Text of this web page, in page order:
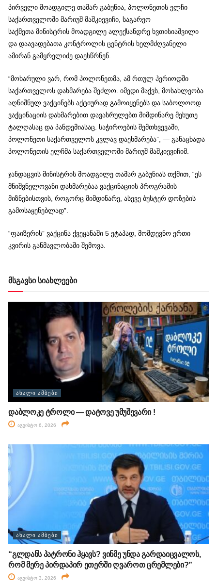
პირველი მოადგილე თამარ გაბუნია, პოლონეთის ელჩი
საქართველოში მარიუშ მაშკიევიჩი, საგარეო
საქმეთა მინისტრის მოადგილე ალექსანდრე ხვთისიაშვილი
და დაავადებათა კონტროლის ცენტრის ხელმძღვანელი
ამირან გამყრელიძე დაესწრნენ.
“მოხარული ვარ, რომ პოლონეთმა, ამ რთულ პერიოდში
საქართველოს დახმარება შეძლო. იმედი მაქვს, მოსახლეობა
აღნიშნულ ვაქცინებს აქტიურად გამოიყენებს და საბოლოოდ
ვაქცინაციის დახმარებით დავასრულებთ მიმდინარე მეხუთე
ტალღასაც და პანდემიასაც. საჭიროების შემთხვევაში,
პოლონეთი საქართველოს კვლავ დაეხმარება”, — განაცხადა
პოლონეთის ელჩმა საქართველოში მარიუშ მაშკიევიჩიმ.
ჯანდაცვის მინისტრის მოადგილე თამარ გაბუნიას თქმით, “ეს
მნიშვნელოვანი დახმარებაა ვაქცინაციის პროგრამის
მიზნებისთვის, როგორც მიმდინარე, ასევე ბუსტერ დოზების
გამოსაყენებლად”.
“ფაიზერის” ვაქცინა ქვეყანაში 5 ეტაპად, მომდევნო ერთი
კვირის განმავლობაში შემოვა.
მსგავსი სიახლეები
ᲐᲮᲐᲚᲘ ᲐᲛᲑᲔᲑᲘ
დაბლოკე ტროლი — დატოვე უმუშევარი !
აგვისტო 6, 2026
ᲐᲮᲐᲚᲘ ᲐᲛᲑᲔᲑᲘ
“გლდანს პატრონი ჰყავს? ვინმე უნდა გარდაიცვალოს,
რომ მერე პირდაპირ ეთერში ღვაროთ ცრემლები?”
აგვისტო 3, 2026